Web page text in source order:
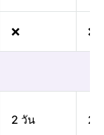
❌ ❌
2 วัน 2